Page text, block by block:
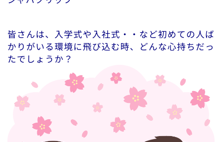
皆さんは、入学式や入社式・・など初めての人ば
かりがいる環境に飛び込む時、どんな心持ちだっ
たでしょうか？